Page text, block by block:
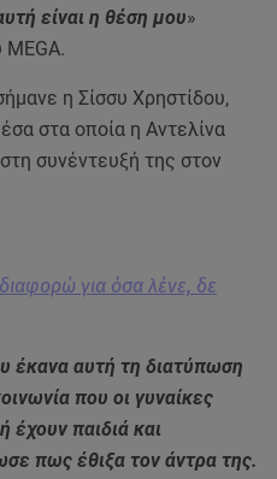
είναι η θέση μου»
MEGA.
η Σίσσυ Χρηστίδου,
στα οποία η Αντελίνα
συνέντευξή της στον
για όσα λένε, δε
έκανα αυτή τη διατύπωση
που οι γυναίκες
έχουν παιδιά και
πως έθιξα τον άντρα της.